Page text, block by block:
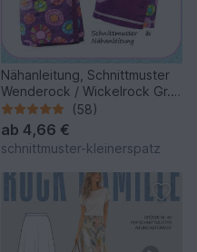
Nähanleitung, Schnittmuster
Wenderock / Wickelrock Gr.
36-44
(58)
ab 4,66 €
schnittmuster-kleinerspatz